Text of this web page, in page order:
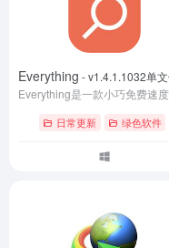
Everything - v1.4.1.1032单
日常更新 绿色软件